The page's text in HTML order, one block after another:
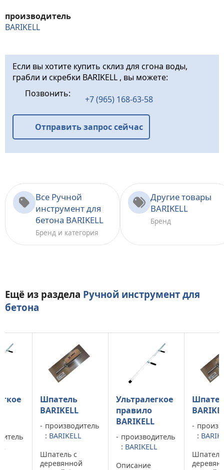
производитель
BARIKELL
Если вы хотите купить склиз для сгона воды,
грабли и скребки BARIKELL , вы можете:
Позвонить:
+7 (965) 168-63-58
Отправить запрос сейчас
Все Ручной
инструмент для
бетона BARIKELL
Бренд и категория
Другие товары
BARIKELL
Бренд
Ещё из раздела Ручной инструмент для
бетона
Шпатель
BARIKELL
производитель
:
BARIKELL
Шпатель с
деревянной
Ультралегкое
правило
BARIKELL
производитель
BARIKELL
Описание
Шпатель
BARIKELL
:
BARIKELL
Шпатель с
деревянной